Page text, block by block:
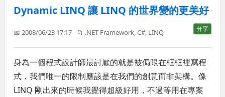
Dynamic LINQ 讓 LINQ 的世界變的更美好
分享
📅 2008/06/23 17:17 📁 .NET Framework,C#, LINQ
身為一個程式設計師最討厭的就是被侷限在框框裡寫程
式，我們唯一的限制應該是在我們的創意而非架構。像
LINQ 剛出來的時候我覺得超級好用，不過等用在專案